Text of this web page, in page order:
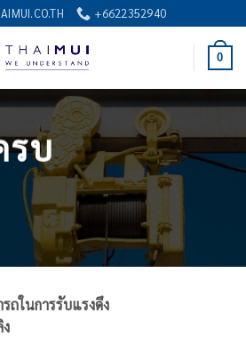
+6622352940
0
รบ
ถในการรับแรงดึง